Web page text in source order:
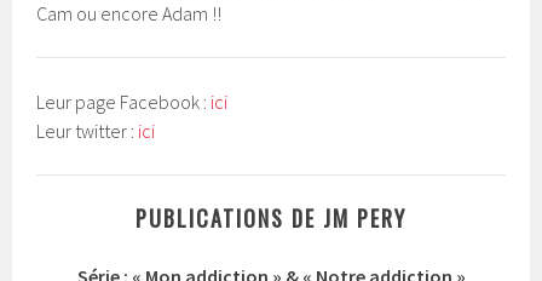
Cam ou encore Adam !!
Leur page Facebook : ici
Leur twitter : ici
PUBLICATIONS DE JM PERY